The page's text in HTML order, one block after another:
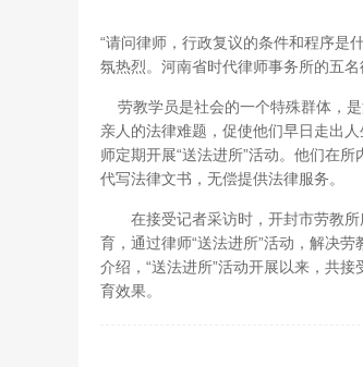
“请问律师，行政复议的条件和程序是
氛热烈。河南省时代律师事务所的五
劳教学员是社会的一个特殊群体，
亲人的法律难题，促使他们早日走出
师定期开展“送法进所”活动。他们在
代写法律文书，无偿提供法律服务。
在接受记者采访时，开封市劳教所
育，通过律师“送法进所”活动，解决
介绍，“送法进所”活动开展以来，共
育效果。